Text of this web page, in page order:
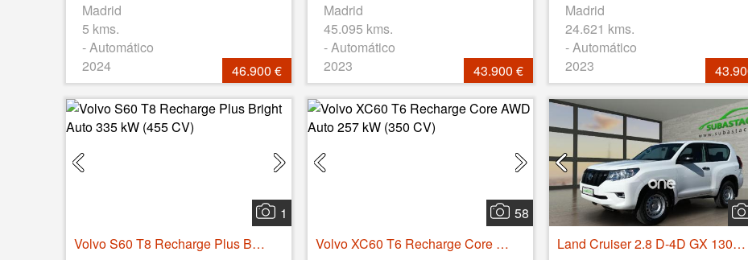
Madrid
5 kms.
- Automático
2024
46.900 €
Madrid
45.095 kms.
- Automático
2023
43.900 €
Madrid
24.621 kms.
- Automático
2023
1
Volvo S60 T8 Recharge Plus Bright Auto 335 kW (455 CV)
58
Volvo XC60 T6 Recharge Core AWD Auto 257 kW (350 CV)
Land Cruiser 2.8 D-4D GX 130kW